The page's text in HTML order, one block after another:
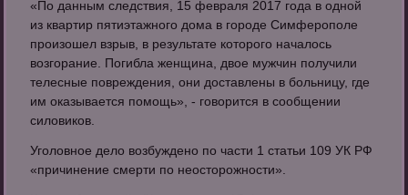
«По данным следствия, 15 февраля 2017 года в одной
из квартир пятиэтажного дома в городе Симферополе
произошел взрыв, в результате которого началось
возгорание. Погибла женщина, двое мужчин получили
телесные повреждения, они доставлены в больницу, где
им оказывается помощь», - говорится в сообщении
силовиков.
Уголовное дело возбуждено по части 1 статьи 109 УК РФ
«причинение смерти по неосторожности».